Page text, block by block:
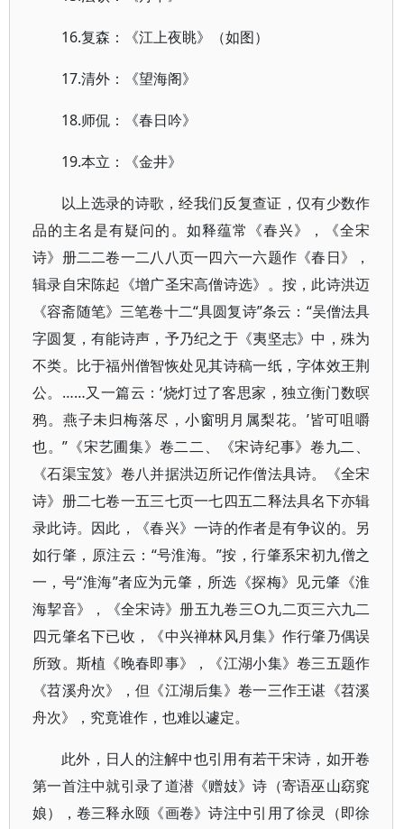
16.复森：《江上夜眺》（如图）
17.清外：《望海阁》
18.师侃：《春日吟》
19.本立：《金井》
以上选录的诗歌，经我们反复查证，仅有少数作
品的主名是有疑问的。如释蕴常《春兴》，《全宋
诗》册二二卷一二八八页一四六一六题作《春日》，
辑录自宋陈起《增广圣宋高僧诗选》。按，此诗洪迈
《容斋随笔》三笔卷十二“具圆复诗”条云：“吴僧法具
字圆复，有能诗声，予乃纪之于《夷坚志》中，殊为
不类。比于福州僧智恢处见其诗稿一纸，字体效王荆
公。……又一篇云：‘烧灯过了客思家，独立衡门数暝
鸦。燕子未归梅落尽，小窗明月属梨花。’皆可咀嚼
也。”《宋艺圃集》卷二二、《宋诗纪事》卷九二、
《石渠宝笈》卷八并据洪迈所记作僧法具诗。《全宋
诗》册二七卷一五三七页一七四五二释法具名下亦辑
录此诗。因此，《春兴》一诗的作者是有争议的。另
如行肇，原注云：“号淮海。”按，行肇系宋初九僧之
一，号“淮海”者应为元肇，所选《探梅》见元肇《淮
海挈音》，《全宋诗》册五九卷三○九二页三六九二
四元肇名下已收，《中兴禅林风月集》作行肇乃偶误
所致。斯植《晚春即事》，《江湖小集》卷三五题作
《苕溪舟次》，但《江湖后集》卷一三作王谌《苕溪
舟次》，究竟谁作，也难以遽定。
此外，日人的注解中也引用有若干宋诗，如开卷
第一首注中就引录了道潜《赠妓》诗（寄语巫山窈窕
娘），卷三释永颐《画卷》诗注中引用了徐灵（即徐